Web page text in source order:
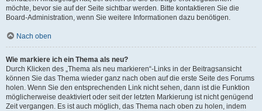
möchte, bevor sie auf der Seite sichtbar werden. Bitte kontaktieren Sie die
Board-Administration, wenn Sie weitere Informationen dazu benötigen.
Nach oben
Wie markiere ich ein Thema als neu?
Durch Klicken des „Thema als neu markieren“-Links in der Beitragsansicht
können Sie das Thema wieder ganz nach oben auf die erste Seite des Forums
holen. Wenn Sie den entsprechenden Link nicht sehen, dann ist die Funktion
möglicherweise deaktiviert oder seit der letzten Markierung ist nicht genügend
Zeit vergangen. Es ist auch möglich, das Thema nach oben zu holen, indem